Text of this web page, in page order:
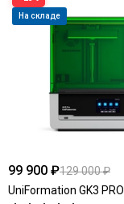
На складе
99 900 ₽129 000 ₽
UniFormation GK3 PRO